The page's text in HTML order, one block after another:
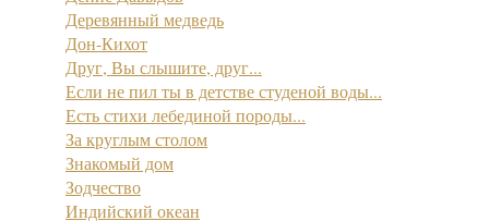
Деревянный медведь
Дон-Кихот
Друг, Вы слышите, друг...
Если не пил ты в детстве студеной воды...
Есть стихи лебединой породы...
За круглым столом
Знакомый дом
Зодчество
Индийский океан